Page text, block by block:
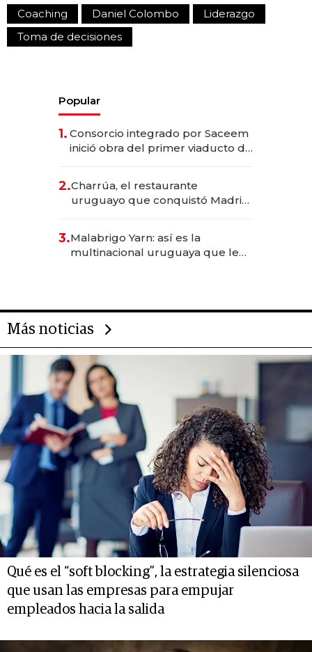
Coaching Daniel Colombo
Liderazgo
Toma de decisiones
Popular
1. Consorcio integrado por Saceem
inició obra del primer viaducto de
millones
2.Charrúa, el restaurante
uruguayo que conquistó Madrid:
anticipación y prepara apertura
3.Malabrigo Yarn: así es la
multinacional uruguaya que le
Más noticias
Qué es el “soft blocking”, la estrategia silenciosa
que usan las empresas para empujar
empleados hacia la salida